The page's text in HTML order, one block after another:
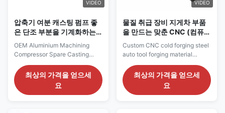
VIDEO
압축기 여분 캐스팅 펌프 좋
은 단조 부분을 기계화하는
OEM 알루미늄
OEM Aluminium Machining
Compressor Spare Casting
Pump Fine Forged Parts Name
OEM Aluminium Machining
Compressor Spare Casting
Pump Fine Forged Parts Type
최상의 가격을 얻으세
요
VIDEO
물질 취급 장비 지게차 부품
을 만드는 맞춘 CNC (컴퓨터
에 의한 수치제어) 냉간 단조
강 자동차 수단
Custom CNC cold forging steel
auto tool forging material
handling equipment forklift
parts Overview CNC cold
forging steel auto tool, forging
material handling equipment
최상의 가격을 얻으세
요